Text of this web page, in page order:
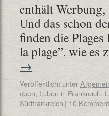
enthält
Und das schon
finden die
la plage”, wie
→
Veröffentlicht unter
eben, Leben in Frankreich,
Südfrankreich | 10